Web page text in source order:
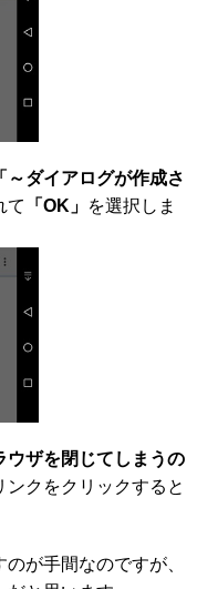
「～ダイアログが作成さ
て 「OK」 を選択しま
ウザを閉じてしまうの
ンクをクリックすると
が手間なのですが、